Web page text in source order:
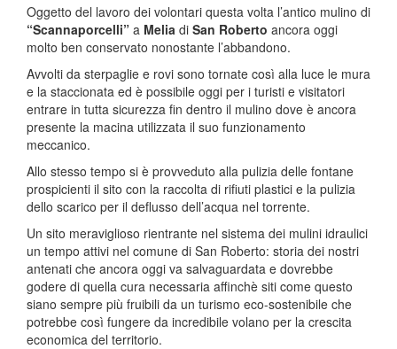
Oggetto del lavoro dei volontari questa volta l’antico mulino di
“Scannaporcelli” a Melia di San Roberto ancora oggi
molto ben conservato nonostante l’abbandono.
Avvolti da sterpaglie e rovi sono tornate così alla luce le mura
e la staccionata ed è possibile oggi per i turisti e visitatori
entrare in tutta sicurezza fin dentro il mulino dove è ancora
presente la macina utilizzata il suo funzionamento
meccanico.
Allo stesso tempo si è provveduto alla pulizia delle fontane
prospicienti il sito con la raccolta di rifiuti plastici e la pulizia
dello scarico per il deflusso dell’acqua nel torrente.
Un sito meraviglioso rientrante nel sistema dei mulini idraulici
un tempo attivi nel comune di San Roberto: storia dei nostri
antenati che ancora oggi va salvaguardata e dovrebbe
godere di quella cura necessaria affinchè siti come questo
siano sempre più fruibili da un turismo eco-sostenibile che
potrebbe così fungere da incredibile volano per la crescita
economica del territorio.